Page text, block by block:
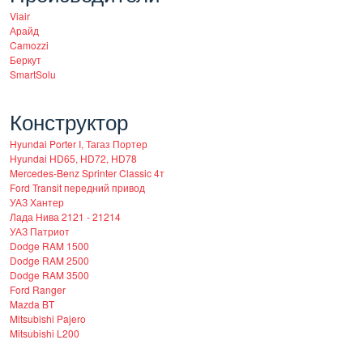
Viair
Арайд
Camozzi
Беркут
SmartSolu
Конструктор
Hyundai Porter I, Тагаз Портер
Hyundai HD65, HD72, HD78
Mercedes-Benz Sprinter Classic 4т
Ford Transit передний привод
УАЗ Хантер
Лада Нива 2121 - 21214
УАЗ Патриот
Dodge RAM 1500
Dodge RAM 2500
Dodge RAM 3500
Ford Ranger
Mazda BT
Mitsubishi Pajero
Mitsubishi L200